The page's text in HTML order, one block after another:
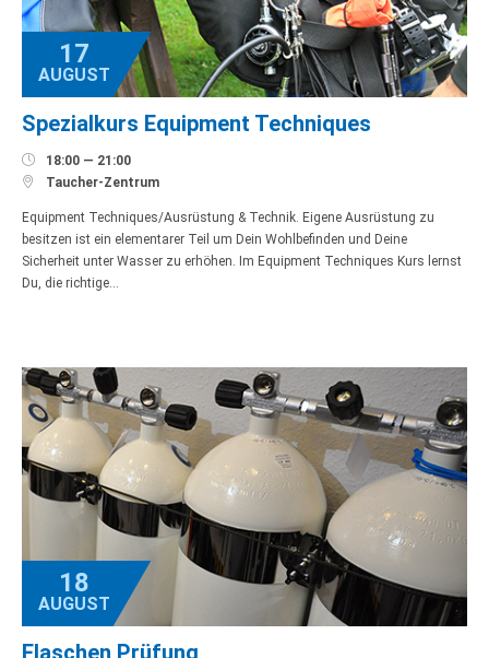
17
AUGUST
Spezialkurs Equipment Techniques
 18:00 — 21:00
 Taucher-Zentrum
Equipment Techniques/Ausrüstung & Technik. Eigene Ausrüstung zu
besitzen ist ein elementarer Teil um Dein Wohlbefinden und Deine
Sicherheit unter Wasser zu erhöhen. Im Equipment Techniques Kurs lernst
Du, die richtige…
18
AUGUST
Flaschen Prüfung